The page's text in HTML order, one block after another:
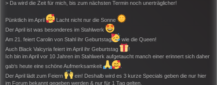
a
> Da wird die Zeit für mich, bis zum nächsten Termin noch unerträglicher!
Pünktlich im April
Lacht nicht nur die Sonne
Der April ist was besonderes im Stahlwerk
Am 21. feiert Carolin von Stahl ihr Geburtstag
wie die Queen!
Auch Black Valcyria feiert im April ihr Geburtstag
!
Ich bin im April vor 10 Jahren im Stahlwerk aufgetaucht manch einer erinnert sich daher
gab‘s heute eine schöne Aufmerksamkeit
.
Der April lädt zum Feiern
ein! Deshalb wird es 3 kurze Specials geben die nur hier
im Forum bekannt gegeben werden & nur für 1 Tag gelten.